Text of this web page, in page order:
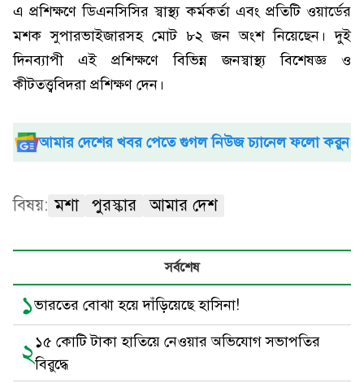
এ প্রশিক্ষণে ডিএনসিসির স্বাস্থ্য কর্মকর্তা এবং প্রতিটি ওয়ার্ডের
মশক সুপারভাইজারসহ মোট ৮২ জন অংশ নিয়েছেন। দুই
দিনব্যাপী এই প্রশিক্ষণে বিভিন্ন জনস্বাস্থ্য বিশেষজ্ঞ ও
কীটতত্ত্ববিদরা প্রশিক্ষণ দেন।
আমার দেশের খবর পেতে গুগল নিউজ চ্যানেল ফলো করুন
বিষয়: মশা পুরস্কার আমার দেশ
সর্বশেষ
১ভারতের বোঝা হয়ে দাঁড়িয়েছে হাসিনা!
২১৫ কোটি টাকা হাতিয়ে নেওয়ার অভিযোগ সভাপতির
বিরুদ্ধে